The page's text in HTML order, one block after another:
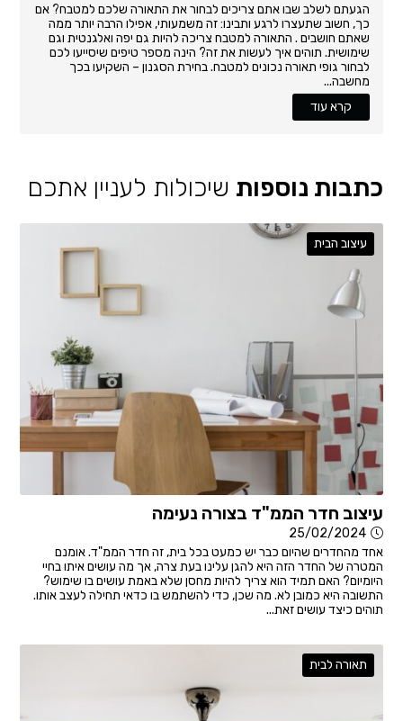
הגעתם לשלב שבו אתם צריכים לבחור את התאורה שלכם למטבח? אם
כך, חשוב שתעצרו לרגע ותבינו: זה משמעותי, אפילו הרבה יותר ממה
שאתם חושבים . התאורה למטבח צריכה להיות גם יפה ואלגנטית וגם
שימושית. תוהים איך לעשות את זה? הינה מספר טיפים שיסייעו לכם
לבחור גופי תאורה נכונים למטבח. בחירת הסגנון – השקיעו בכך
מחשבה...
קרא עוד
כתבות נוספות שיכולות לעניין אתכם
עיצוב הבית
עיצוב חדר הממ"ד בצורה נעימה
25/02/2024
אחד מהחדרים שהיום כבר יש כמעט בכל בית, זה חדר הממ"ד. אומנם
המטרה של החדר הזה היא להגן עלינו בעת צרה, אך מה עושים איתו בחיי
היומיום? האם תמיד הוא צריך להיות מחסן שלא באמת עושים בו שימוש?
התשובה היא כמובן לא. מה שכן, כדי להשתמש בו כדאי תחילה לעצב אותו.
תוהים כיצד עושים זאת...
תאורה לבית